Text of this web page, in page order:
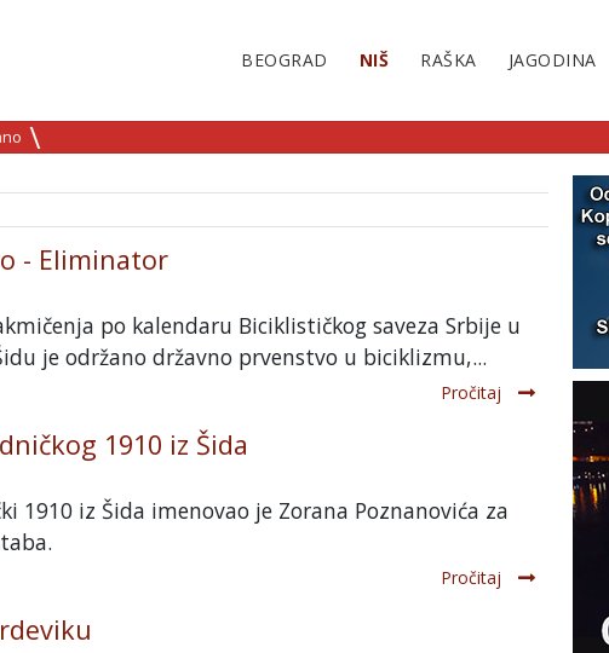
BEOGRAD NIŠ RAŠKA JAGODINA
- Eliminator
po kalendaru Biciklističkog saveza Srbije u
je održano državno prvenstvo u biciklizmu,...
Pročitaj
1910 iz Šida
1910 iz Šida imenovao je Zorana Poznanovića za
Pročitaj